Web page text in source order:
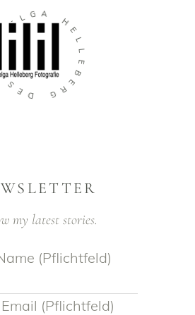
H
E
L G A
H
E
L
L
E
B
E
R
G
D
E
S
my latest stories.
(Pflichtfeld)
(Pflichtfeld)